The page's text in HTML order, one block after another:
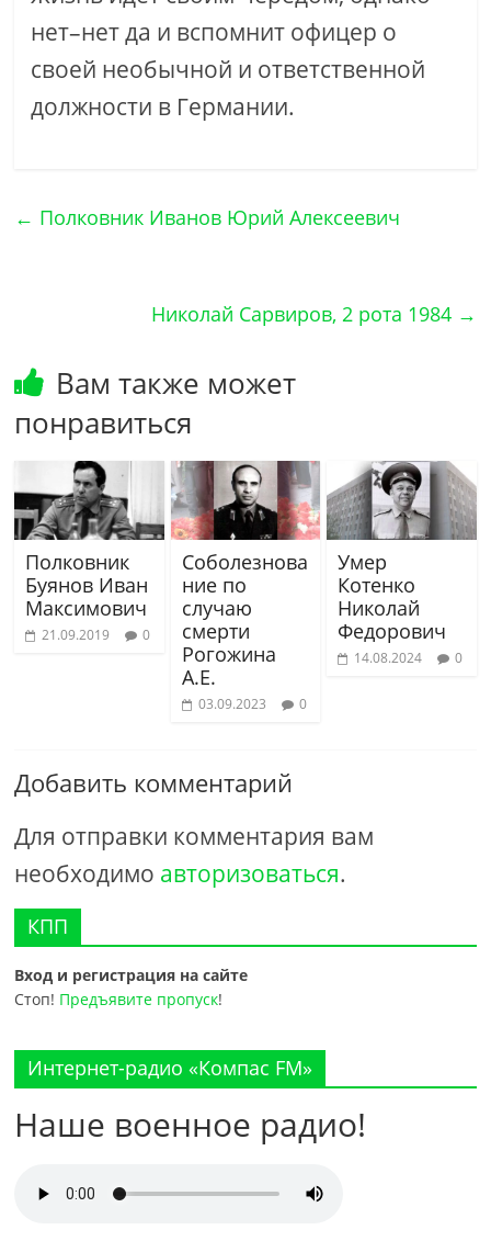
нет–нет да и вспомнит офицер о
своей необычной и ответственной
должности в Германии.
← Полковник Иванов Юрий Алексеевич
Николай Сарвиров, 2 рота 1984 →
Вам также может
понравиться
Полковник
Буянов Иван
Максимович
21.09.2019 0
Соболезнова
ние по
случаю
смерти
Рогожина
А.Е.
03.09.2023 0
Умер
Котенко
Николай
Федорович
14.08.2024 0
Добавить комментарий
Для отправки комментария вам
необходимо авторизоваться.
КПП
Вход и регистрация на сайте
Стоп! Предъявите пропуск!
Интернет-радио «Компас FM»
Наше военное радио!